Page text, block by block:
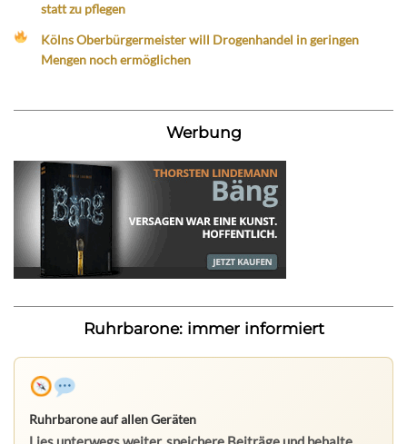
statt zu pflegen
Kölns Oberbürgermeister will Drogenhandel in geringen
Mengen noch ermöglichen
Werbung
Ruhrbarone: immer informiert
Ruhrbarone auf allen Geräten